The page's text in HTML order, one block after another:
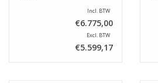
Incl. BTW
€6.775,00
Excl. BTW
€5.599,17